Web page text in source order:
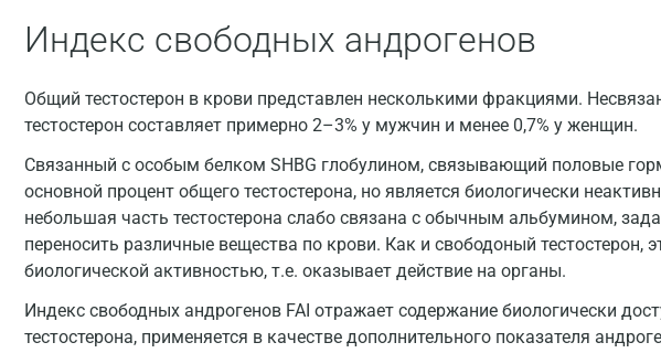
Индекс свободных андрогенов
Общий тестостерон в крови представлен несколькими фракциями.
тестостерон составляет примерно 2–3% у мужчин и менее 0,7% у женщин.
Связанный с особым белком SHBG глобулином, связывающий половые
основной процент общего тестостерона, но является биологически
небольшая часть тестостерона слабо связана с обычным альбумином,
переносить различные вещества по крови. Как и свободоный тестостерон,
биологической активностью, т.е. оказывает действие на органы.
Индекс свободных андрогенов FAI отражает содержание биологически
тестостерона, применяется в качестве дополнительного показателя
Санкт-
Казань
Альметьевск
Апрелевка
Армавир